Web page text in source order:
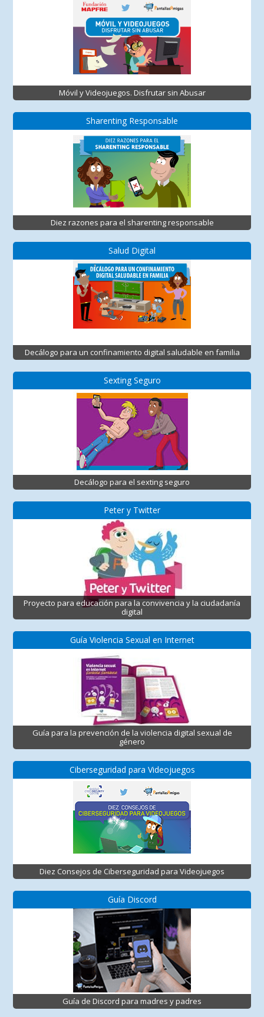
Móvil y Videojuegos. Disfrutar sin Abusar
Sharenting Responsable
Diez razones para el sharenting responsable
Salud Digital
Decálogo para un confinamiento digital saludable en familia
Sexting Seguro
Decálogo para el sexting seguro
Peter y Twitter
Proyecto para educación para la convivencia y la ciudadanía
digital
Guía Violencia Sexual en Internet
Guía para la prevención de la violencia digital sexual de
género
Ciberseguridad para Videojuegos
Diez Consejos de Ciberseguridad para Videojuegos
Guía Discord
Guía de Discord para madres y padres